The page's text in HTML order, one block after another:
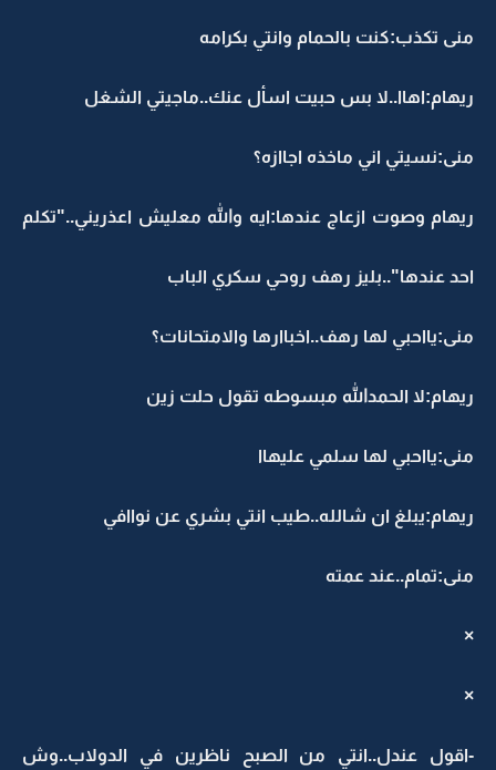
منى تكذب:كنت بالحمام وانتي بكرامه
ريهام:اهاا..لا بس حبيت اسأل عنك..ماجيتي الشغل
منى:نسيتي اني ماخذه اجاازه؟
ريهام وصوت ازعاج عندها:ايه والله معليش اعذريني.."تكلم
احد عندها"..بليز رهف روحي سكري الباب
منى:يااحبي لها رهف..اخباارها والامتحانات؟
ريهام:لا الحمدالله مبسوطه تقول حلت زين
منى:يااحبي لها سلمي عليهاا
ريهام:يبلغ ان شالله..طيب انتي بشري عن نواافي
منى:تمام..عند عمته
×
×
-اقول عندل..انتي من الصبح ناظرين في الدولاب..وش